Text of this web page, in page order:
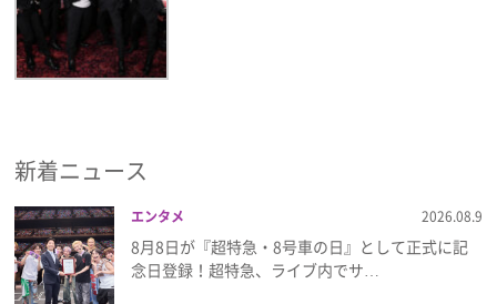
新着ニュース
エンタメ 2026.08.9
8月8日が『超特急・8号車の日』として正式に記
念日登録！超特急、ライブ内でサ…